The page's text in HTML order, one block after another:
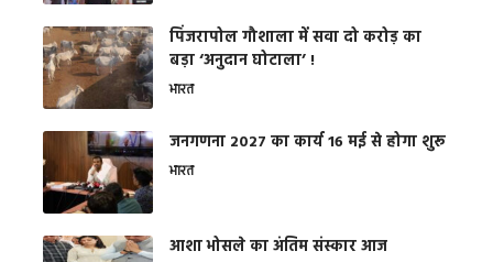
​पिंजरापोल गौशाला में सवा दो करोड़ का
बड़ा ‘अनुदान घोटाला’ !
भारत
जनगणना 2027 का कार्य 16 मई से होगा शुरू
भारत
आशा भोसले का अंतिम संस्कार आज